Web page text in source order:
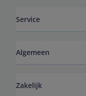
Service
Algemeen
Zakelijk